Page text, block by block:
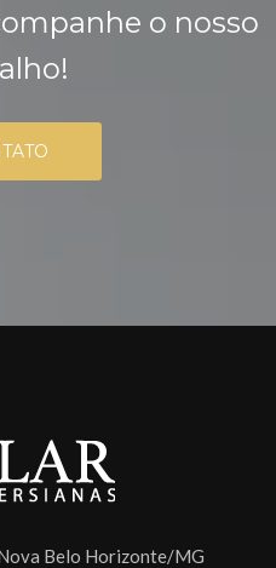
o nosso
Belo Horizonte/MG